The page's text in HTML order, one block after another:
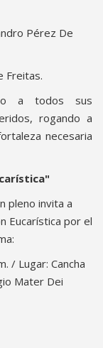
Pérez De
Freitas.
a todos sus
rogando a
necesaria
pleno invita a
Eucarística por el
/ Lugar: Cancha
Mater Dei